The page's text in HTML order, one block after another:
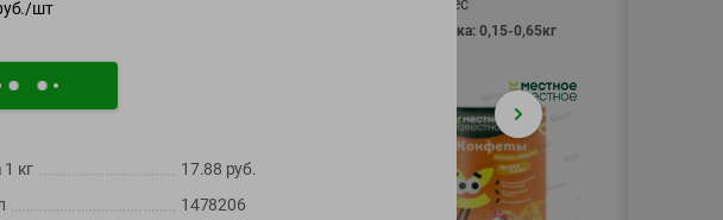
фасовка: 0,15-0,65кг
шт
кг 17.88 руб.
1478206